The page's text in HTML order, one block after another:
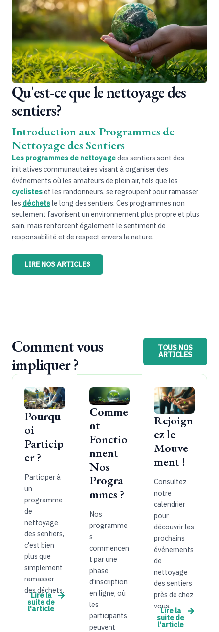
Qu'est-ce que le nettoyage des
sentiers?
Introduction aux Programmes de
Nettoyage des Sentiers
Les programmes de nettoyagedes sentiers sont des
initiatives communautaires visant à organiser des
événements où les amateurs de plein air, tels que les
cyclisteset les randonneurs, se regroupent pour ramasser
les déchetsle long des sentiers. Ces programmes non
seulement favorisent un environnement plus propre et plus
sain, mais renforcent également le sentiment de
responsabilité et de respect envers la nature.
LIRE NOS ARTICLES
Comment vous
impliquer ?
TOUS NOS
ARTICLES
Pourqu
oi
Particip
er ?
Participer à
un
programme
de
nettoyage
des sentiers,
c'est bien
plus que
simplement
ramasser
des déchets.
Lire la
suite de
l'article
Comme
nt
Fonctio
nnent
Nos
Progra
mmes ?
Nos
programme
s
commencen
t par une
phase
d'inscription
en ligne, où
les
participants
peuvent
Rejoign
ez le
Mouve
ment !
Consultez
notre
calendrier
pour
découvrir les
prochains
événements
de
nettoyage
des sentiers
près de chez
vous.
Lire la
suite de
l'article